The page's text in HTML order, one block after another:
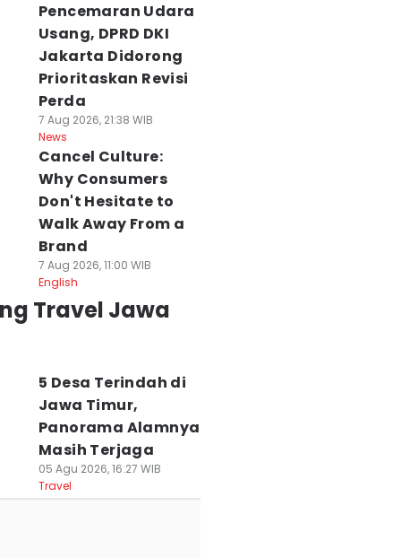
Pencemaran Udara
Usang, DPRD DKI
Jakarta Didorong
Prioritaskan Revisi
Perda
7 Aug 2026, 21:38 WIB
News
Cancel Culture:
Why Consumers
Don't Hesitate to
Walk Away From a
Brand
7 Aug 2026, 11:00 WIB
English
Travel Jawa
5 Desa Terindah di
Jawa Timur,
Panorama Alamnya
Masih Terjaga
05 Agu 2026, 16:27 WIB
Travel